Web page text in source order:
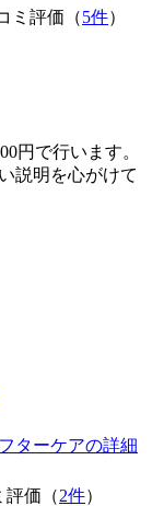
ミ評価（5件）
円で行います。
説明を心がけて
ターケアの詳細
評価（2件）